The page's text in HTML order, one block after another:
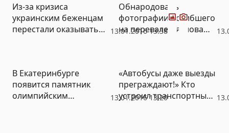
13.01.2016 13:38
Из-за кризиса
украинским беженцам
перестали оказывать
Обнародованы
фотографии погибшего
на перевале Дятлова
13.01.2016 13:20
В Екатеринбурге
появится памятник
олимпийским
«Автобусы даже выезды
преграждают!» Кто
устроил транспортный